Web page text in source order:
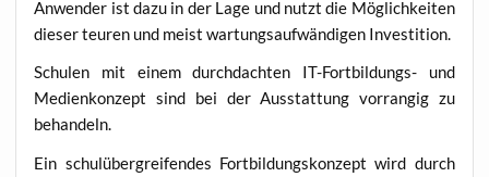
Anwen­der ist dazu in der Lage und nutzt die Mög­lich­kei­ten
die­ser teu­ren und meist war­tungs­auf­wän­di­gen Investition.
Schu­len mit einem durch­dach­ten IT-Fort­bil­dungs- und
Medi­en­kon­zept sind bei der Aus­stat­tung vor­ran­gig zu
behandeln.
Ein schul­über­grei­fen­des Fort­bil­dungs­kon­zept wird durch